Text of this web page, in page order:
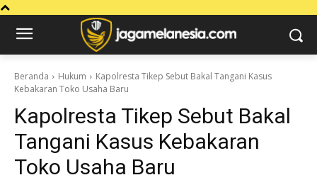
Beranda Hukum
Kapolresta Tikep Sebut Bakal Tangani Kasus
Kebakaran Toko Usaha Baru
Kapolresta Tikep Sebut Bakal
Tangani Kasus Kebakaran
Toko Usaha Baru